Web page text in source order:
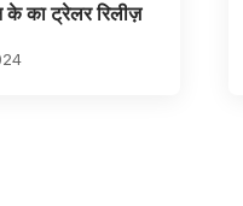
के का ट्रेलर रिलीज़